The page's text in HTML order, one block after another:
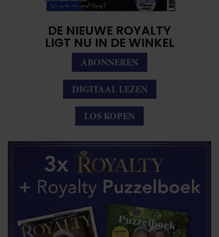
DE NIEUWE ROYALTY
LIGT NU IN DE WINKEL
ABONNEREN
DIGITAAL LEZEN
LOS KOPEN